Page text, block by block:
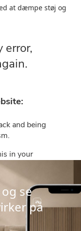
at dæmpe støj og
se
på